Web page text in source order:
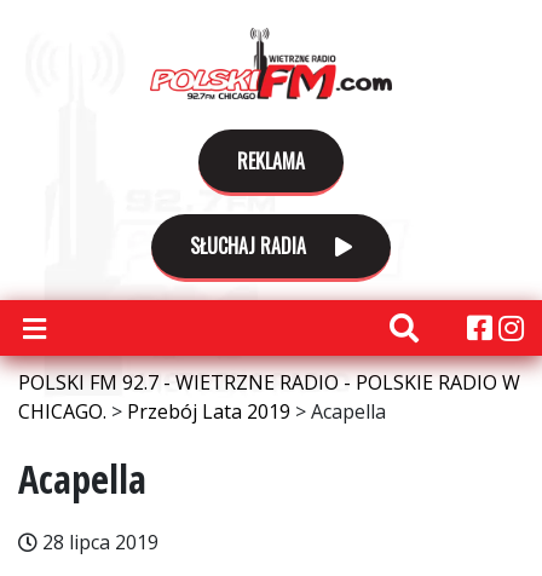
REKLAMA
SŁUCHAJ RADIA
POLSKI FM 92.7 - WIETRZNE RADIO - POLSKIE RADIO W
CHICAGO. > Przebój Lata 2019 >Acapella
Acapella
28 lipca 2019